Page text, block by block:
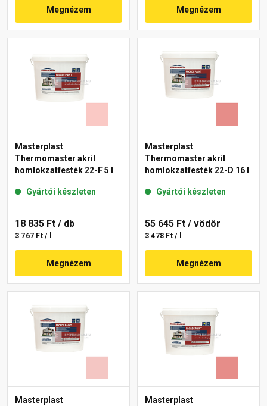
Megnézem Megnézem
Masterplast
Thermomaster akril
homlokzatfesték 22-F 5 l
Gyártói készleten
18 835 Ft / db
3 767 Ft / l
Megnézem
Masterplast
Thermomaster akril
homlokzatfesték 22-D 16 l
Gyártói készleten
55 645 Ft / vödör
3 478 Ft / l
Megnézem
Masterplast
Masterplast